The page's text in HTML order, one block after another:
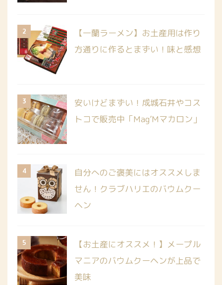
2
【一蘭ラーメン】お土産用は作り
方通りに作るとまずい！味と感想
3
安いけどまずい！成城石井やコス
トコで販売中「Mag’Mマカロン」
4
自分へのご褒美にはオススメしま
せん！クラブハリエのバウムクー
ヘン
5
【お土産にオススメ！】メープル
マニアのバウムクーヘンが上品で
美味